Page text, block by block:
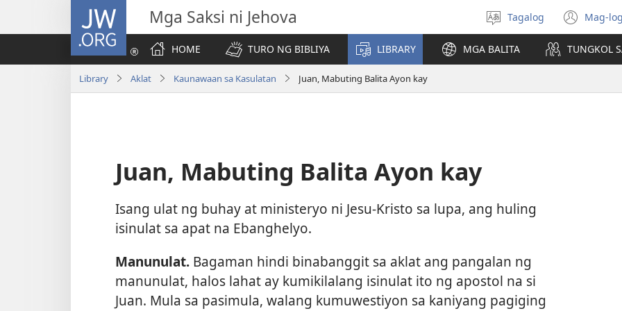
JW.ORG Mga Saksi ni Jehova
Pumili
ng
wika
Tagalog Mag-(may
na
HOME
TURO NG BIBLIYA LIBRARY MGA BALITA TUNGKOL
Library Aklat Kaunawaan sa Kasulatan Juan, Mabuting Balita Ayon kay
Juan, Mabuting Balita Ayon kay
Isang ulat ng buhay at ministeryo ni Jesu-Kristo sa lupa, ang huling
isinulat sa apat na Ebanghelyo.
Manunulat. Bagaman hindi binabanggit sa aklat ang pangalan ng
manunulat, halos lahat ay kumikilalang isinulat ito ng apostol na si
Juan. Mula sa pasimula, walang kumuwestiyon sa kaniyang pagiging